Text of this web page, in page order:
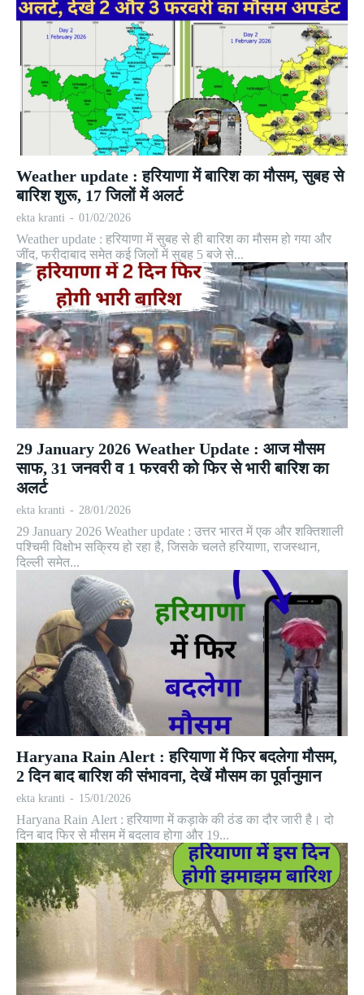
Weather update : हरियाणा में बारिश का मौसम, सुबह से
बारिश शुरू, 17 जिलों में अलर्ट
ekta kranti - 01/02/2026
Weather update : हरियाणा में सुबह से ही बारिश का मौसम हो गया और
जींद, फरीदाबाद समेत कई जिलों में सुबह 5 बजे से...
29 January 2026 Weather Update : आज मौसम
साफ, 31 जनवरी व 1 फरवरी को फिर से भारी बारिश का
अलर्ट
ekta kranti - 28/01/2026
29 January 2026 Weather update : उत्तर भारत में एक और शक्तिशाली
पश्चिमी विक्षोभ सक्रिय हो रहा है, जिसके चलते हरियाणा, राजस्थान,
दिल्ली समेत...
Haryana Rain Alert : हरियाणा में फिर बदलेगा मौसम,
2 दिन बाद बारिश की संभावना, देखें मौसम का पूर्वानुमान
ekta kranti - 15/01/2026
Haryana Rain Alert : हरियाणा में कड़ाके की ठंड का दौर जारी है। दो
दिन बाद फिर से मौसम में बदलाव होगा और 19...